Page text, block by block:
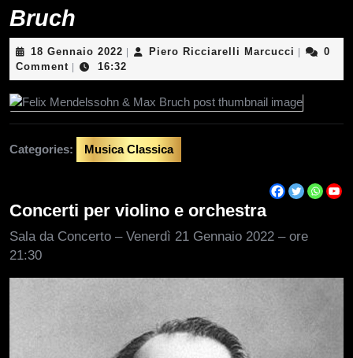
Bruch
18 Gennaio 2022 18
Gennaio
2022
Piero Ricciarelli Marcucci Piero
Marcucci
0
Comment
16:32
Categories: Musica Classica
Concerti per violino e orchestra
Sala da Concerto – Venerdì 21 Gennaio 2022 – ore
21:30